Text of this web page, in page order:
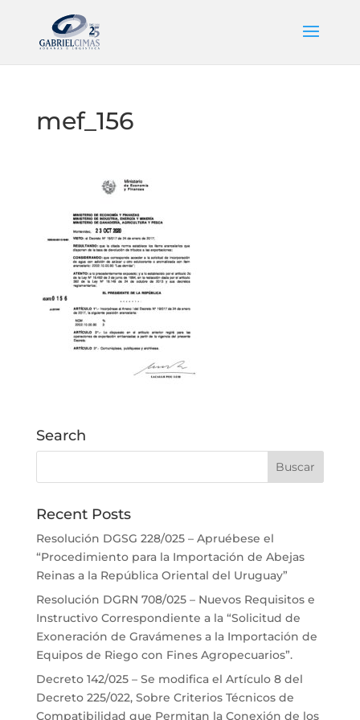
mef_156
Search
Recent Posts
Resolución DGSG 228/025 – Apruébese el
“Procedimiento para la Importación de Abejas
Reinas a la República Oriental del Uruguay”
Resolución DGRN 708/025 – Nuevos Requisitos e
Instructivo Correspondiente a la “Solicitud de
Exoneración de Gravámenes a la Importación de
Equipos de Riego con Fines Agropecuarios”.
Decreto 142/025 – Se modifica el Artículo 8 del
Decreto 225/022, Sobre Criterios Técnicos de
Compatibilidad que Permitan la Conexión de los